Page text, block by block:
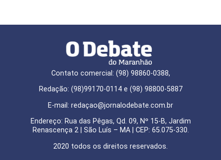
Contato comercial: (98) 98860-0388,
Redação: (98)99170-0114 e (98) 98800-5887
E-mail: redaçao@jornalodebate.com.br
Endereço: Rua das Pêgas, Qd. 09, Nº 15-B, Jardim
Renascença 2 | São Luís – MA | CEP: 65.075-330.
2020 todos os direitos reservados.